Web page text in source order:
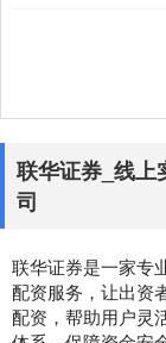
联华证券_线上
司
联华证券是一家专
配资服务，让出资
配资，帮助用户灵